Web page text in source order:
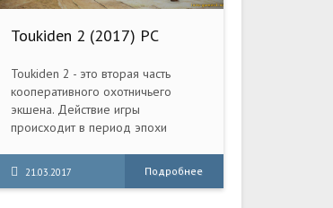
Toukiden 2 (2017) PC
Toukiden 2 - это вторая часть
кооперативного охотничьего
экшена. Действие игры
происходит в период эпохи
уничтожения во время так
называемого "Пробуждения",
21.03.2017 Подробнее